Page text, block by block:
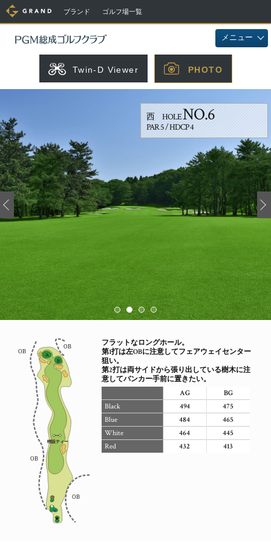
ブランド ゴルフ場一覧
メニュー
Twin-D Viewer PHOTO
西 HOLENO.6
PAR 5 / HDCP 4
フラットなロングホール。
第1打は左OBに注意してフェアウェイセンター
狙い。
第2打は両サイドから張り出している樹木に注
意してバンカー手前に置きたい。
AG
BG
Black
494
475
Blue
484
465
White
464
445
Red
432 413